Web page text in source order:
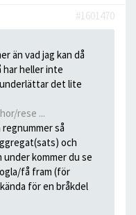
#1601470
än vad jag kan då
heller inte
underlättar det lite
rese ...
så
och
kommer du se
få fram (för
för en bråkdel